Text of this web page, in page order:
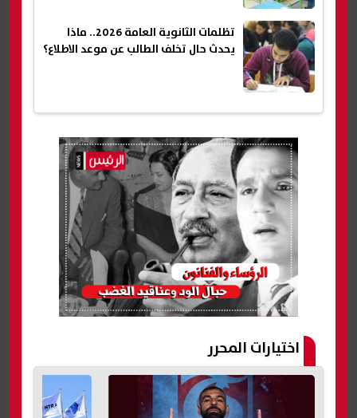
تظلمات الثانوية العامة 2026.. ماذا
يحدث حال تخلف الطالب عن موعد الاطلاع؟
اختيارات المحرر